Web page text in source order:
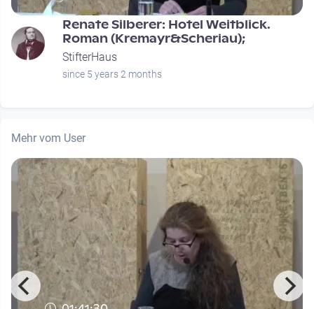
Renate Silberer: Hotel Weitblick.
Roman (Kremayr&Scheriau);
StifterHaus
since 5 years 2 months
Mehr vom User